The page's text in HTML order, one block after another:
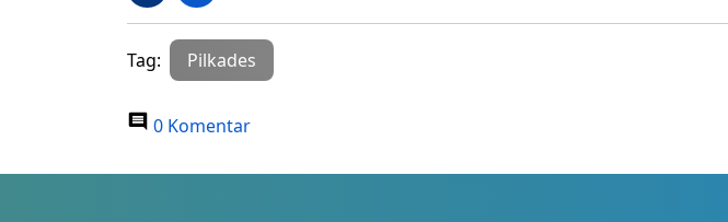
Tag: Pilkades
0 Komentar